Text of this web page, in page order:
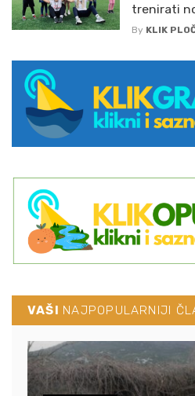
trenirati
By KLIK
VAŠI NAJPOPULARNIJI